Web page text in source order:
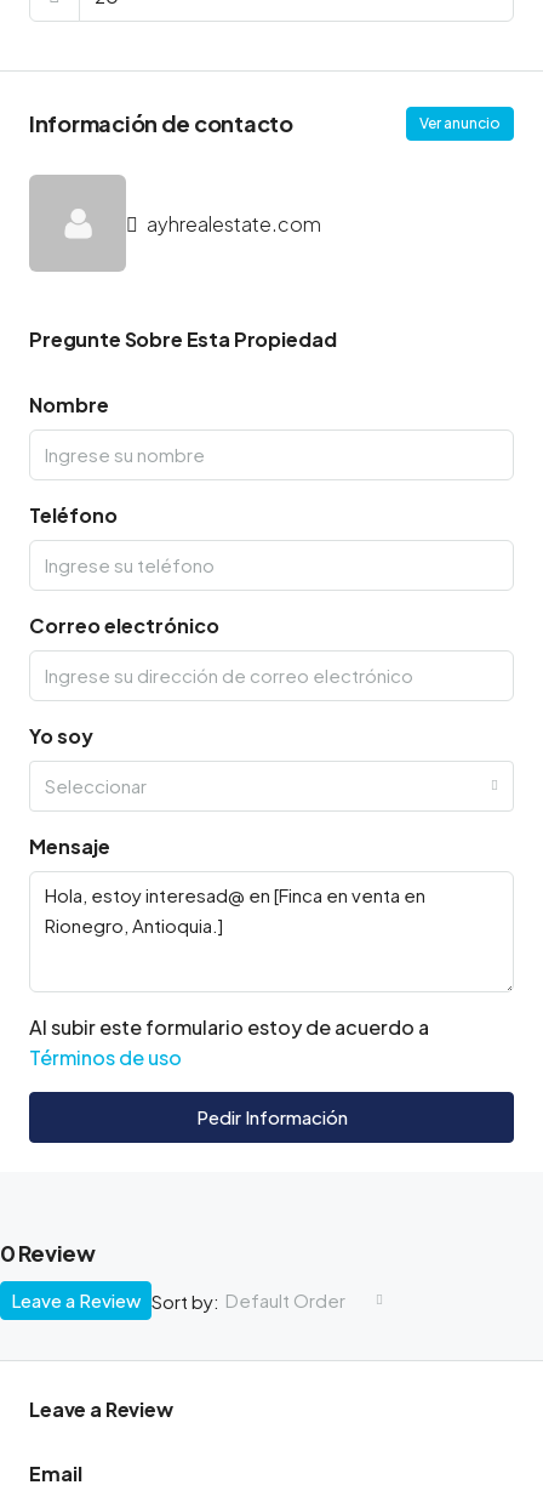
Información de contacto Ver anuncio
ayhrealestate.com
Pregunte Sobre Esta Propiedad
Nombre
Teléfono
Correo electrónico
Yo soy
Seleccionar
Mensaje
Al subir este formulario estoy de acuerdo a
Términos de uso
Pedir Información
0 Review
Sort by: Default Order
Leave a Review
Leave a Review
Email